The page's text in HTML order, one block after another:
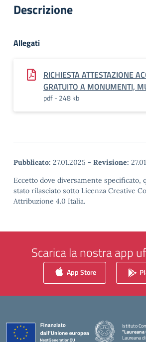
Descrizione
Allegati
RICHIESTA ATTESTAZIONE
GRATUITO A MONUMENTI,
pdf - 248 kb
Pubblicato: 27.01.2025 - Revisione:
Eccetto dove diversamente specificato,
stato rilasciato sotto Licenza Creative
Attribuzione 4.0 Italia.
Scarica la nostra app
App Store
Istituto
"Laureana
Laureana